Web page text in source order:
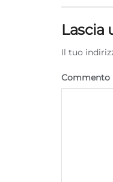
Lascia
Il tuo
Commento